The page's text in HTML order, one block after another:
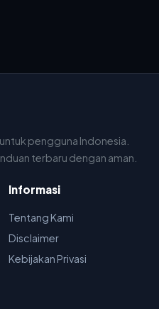
pengguna Indonesia.
terbaru dengan aman.
Informasi
Tentang Kami
Disclaimer
Kebijakan Privasi